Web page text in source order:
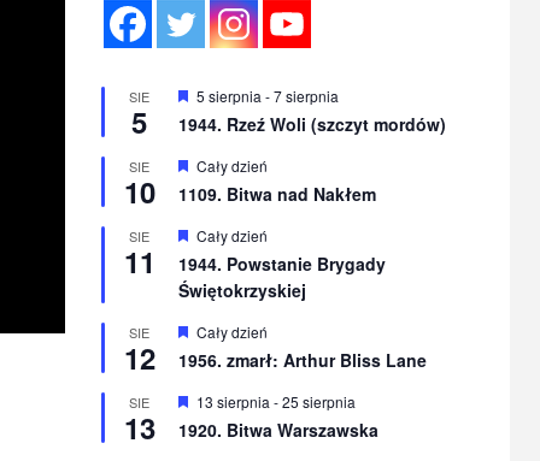
SIE
5
Wyróżnione
5 sierpnia -7 sierpnia
1944. Rzeź Woli (szczyt mordów)
SIE
10
Wyróżnione
Cały dzień
1109. Bitwa nad Nakłem
SIE
11
Wyróżnione
Cały dzień
1944. Powstanie Brygady
Świętokrzyskiej
SIE
12
Wyróżnione
Cały dzień
1956. zmarł: Arthur Bliss Lane
SIE
13
Wyróżnione
13 sierpnia -25 sierpnia
1920. Bitwa Warszawska